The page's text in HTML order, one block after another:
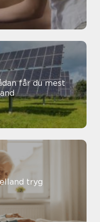
får du mest
tryg